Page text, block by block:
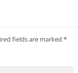
fields are marked *